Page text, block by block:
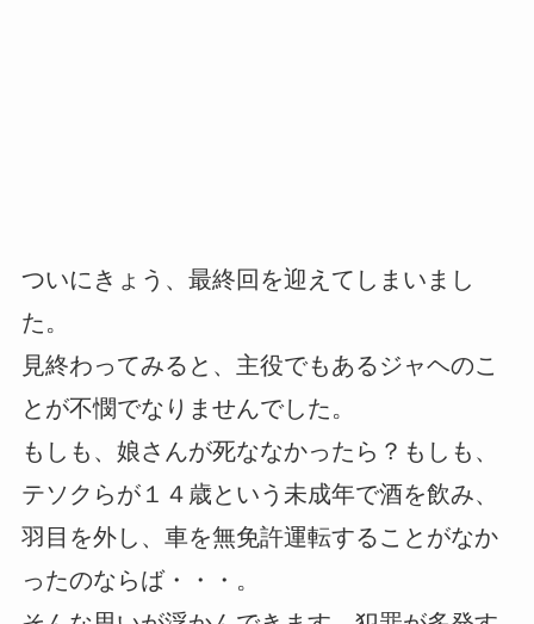
ついにきょう、最終回を迎えてしまいまし
た。
見終わってみると、主役でもあるジャヘのこ
とが不憫でなりませんでした。
もしも、娘さんが死ななかったら？もしも、
テソクらが１４歳という未成年で酒を飲み、
羽目を外し、車を無免許運転することがなか
ったのならば・・・。